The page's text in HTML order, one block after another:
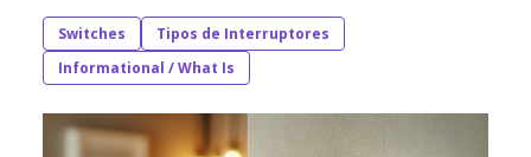
Switches
Tipos de Interruptores
Informational / What Is